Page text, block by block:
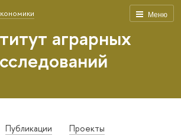
Меню
аграрных
Публикации Проекты